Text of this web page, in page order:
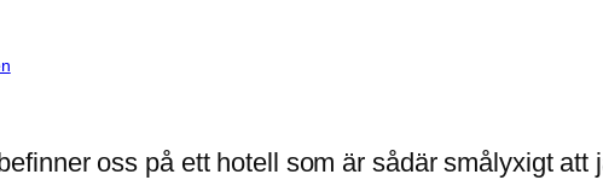
oss på ett hotell som är sådär smålyxigt